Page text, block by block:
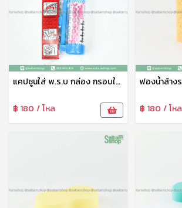
แคปซูนใส่ พ.ร.บ กล่อง กรอบใส่ป้าย พ.ร.บ ที่ใส่ป้ายรถมอเตอร์ไซต์
฿ 180 / โหล ฿ 180 / โหล